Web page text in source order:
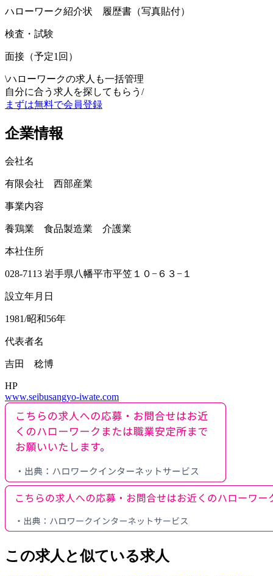
ハローワーク紹介状 履歴書（写真貼付）
検査・試験
面接（予定1回）
\ハローワークの求人も一括管理
自分に合う求人を探してもらう /
まずは無料で会員登録
企業情報
会社名
有限会社 西部産業
事業内容
養鶏業 食品製造業 介護業
本社住所
028-7113 岩手県八幡平市平笠１０−６３−１
設立年月日
1981/昭和56年
代表者名
吉田 稔博
HP
www.seibusangyo-iwate.com
この求人と似ている求人